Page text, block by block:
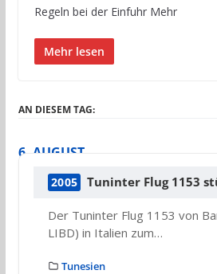
Regeln bei der Einfuhr Mehr
Mehr lesen
AN DIESEM TAG:
6. AUGUST
2005 Tuninter Flug 1153
Der Tuninter Flug 1153 von
LIBD) in Italien zum…
Tunesien